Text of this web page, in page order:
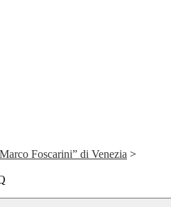
Foscarini” di Venezia >